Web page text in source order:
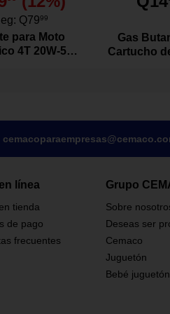
5 W para sonido claro y
10 h.
100 Hz – 20 kHz para
de graves y agudos.
Q7999
para Moto
4T 20W-50
Gas
Cartucho
línea
tienda
de pago
frecuentes
Grupo
Sobre
Deseas ser
Cemaco
Juguetón
Bebé juguetón